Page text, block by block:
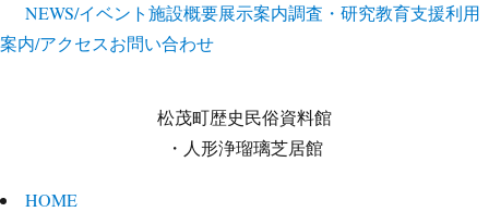
NEWS/イベント施設概要展示案内調査・研究教育支援利用
案内/アクセスお問い合わせ
松茂町歴史民俗資料館
・人形浄瑠璃芝居館
HOME